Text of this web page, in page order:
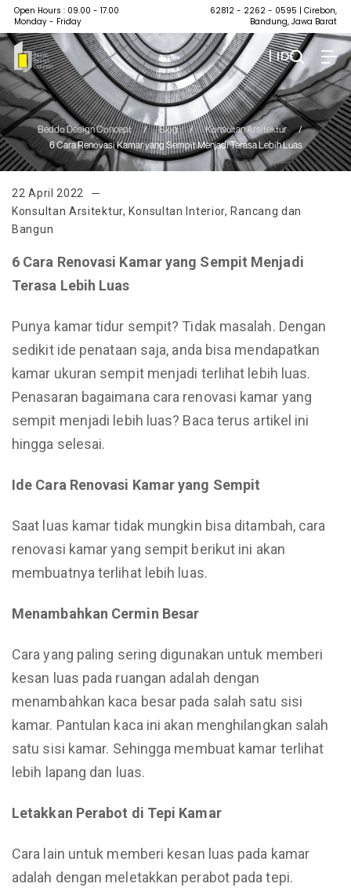
Open Hours : 09.00 - 17.00
Monday - Friday
62812 - 2262 - 0595 | Cirebon,
Bandung, Jawa Barat
| ID
Beddo Design Concept / Blog / Konsultan Arsitektur
/
6 Cara Renovasi Kamar yang Sempit Menjadi Terasa Lebih Luas
22 April 2022
Konsultan Arsitektur, Konsultan Interior, Rancang dan
Bangun
6 Cara Renovasi Kamar yang Sempit Menjadi
Terasa Lebih Luas
Punya kamar tidur sempit? Tidak masalah. Dengan
sedikit ide penataan saja, anda bisa mendapatkan
kamar ukuran sempit menjadi terlihat lebih luas.
Penasaran bagaimana cara renovasi kamar yang
sempit menjadi lebih luas? Baca terus artikel ini
hingga selesai.
Ide Cara Renovasi Kamar yang Sempit
Saat luas kamar tidak mungkin bisa ditambah, cara
renovasi kamar yang sempit berikut ini akan
membuatnya terlihat lebih luas.
Menambahkan Cermin Besar
Cara yang paling sering digunakan untuk memberi
kesan luas pada ruangan adalah dengan
menambahkan kaca besar pada salah satu sisi
kamar. Pantulan kaca ini akan menghilangkan salah
satu sisi kamar. Sehingga membuat kamar terlihat
lebih lapang dan luas.
Letakkan Perabot di Tepi Kamar
Cara lain untuk memberi kesan luas pada kamar
adalah dengan meletakkan perabot pada tepi.